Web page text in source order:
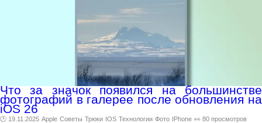
Что за значок появился на большинстве
фотографий в галерее после обновления на
iOS 26
🕑 19.11.2025 Apple Советы Трюки IOS Технологии Фото IPhone 👀 80 просмотров